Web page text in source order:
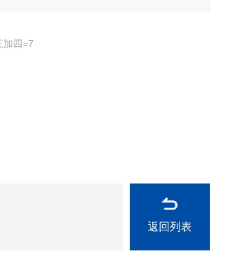
加四=7
返回列表